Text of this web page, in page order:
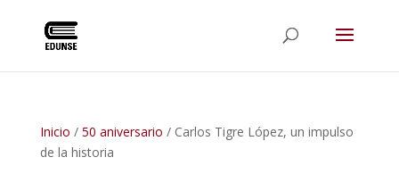
Inicio / 50 aniversario / Carlos Tigre López, un impulso
de la historia